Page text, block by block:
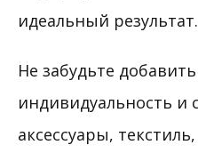
идеальный результат.
Не забудьте
индивидуальность и
аксессуары,